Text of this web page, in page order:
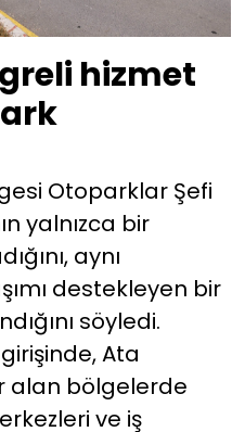
hizmet
Otoparklar Şefi
yalnızca bir
aynı
destekleyen bir
söyledi.
girişinde, Ata
alan bölgelerde
ve iş